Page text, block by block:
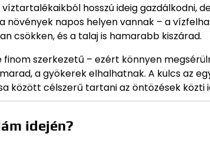
hosszú ideig gazdálkodni,
növények napos helyen vannak – a
csökken, és a talaj is hamarabb kiszárad.
szerkezetű – ezért könnyen
a gyökerek elhalhatnak. A kulcs az
között célszerű tartani az öntözések közti
idején?